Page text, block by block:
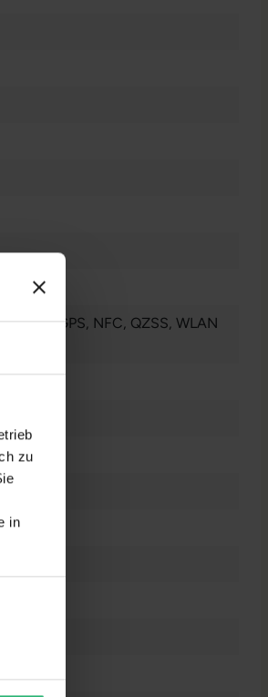
zu
in
, GPS, NFC, QZSS, WLAN